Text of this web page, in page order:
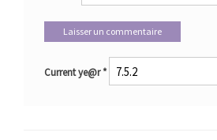
Current ye@r*